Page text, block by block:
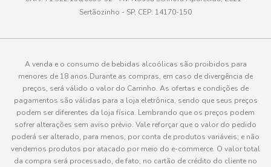
Sertãozinho - SP, CEP: 14170-150
A venda e o consumo de bebidas alcoólicas são proibidos para
menores de 18 anos.Durante as compras, em caso de divergência de
preços, será válido o valor do Carrinho. As ofertas e condições de
pagamentos são válidas para a loja eletrônica, sendo que seus preços
podem ser diferentes da loja física. Lembrando que os preços podem
sofrer alterações sem aviso prévio. Vale reforçar que o valor do pedido
poderá ser alterado, para menos, por conta de produtos variáveis; e não
vendemos produtos por atacado por meio do e-commerce. O valor total
da compra será processado, de fato, no cartão de crédito do cliente no